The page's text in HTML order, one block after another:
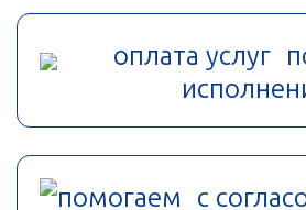
оплата услуг
помогаем с